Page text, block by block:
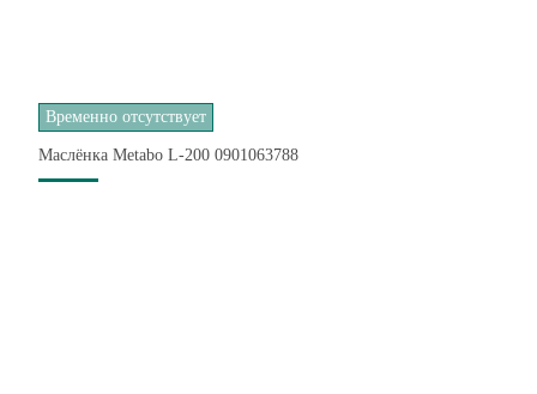
Временно отсутствует
Маслёнка Metabo L-200 0901063788